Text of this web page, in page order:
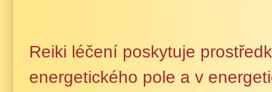
Reiki léčení poskytuje
energetického pole a v